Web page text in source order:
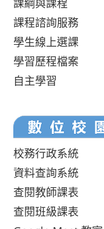
課綱與課程
課程諮詢服務
學生線上選課
學習歷程檔案
自主學習
校務行政系統
資料查詢系統
查閱教師課表
查閱班級課表